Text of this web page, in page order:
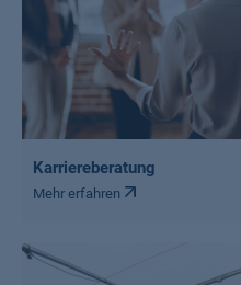
Karriereberatung
Mehr erfahren